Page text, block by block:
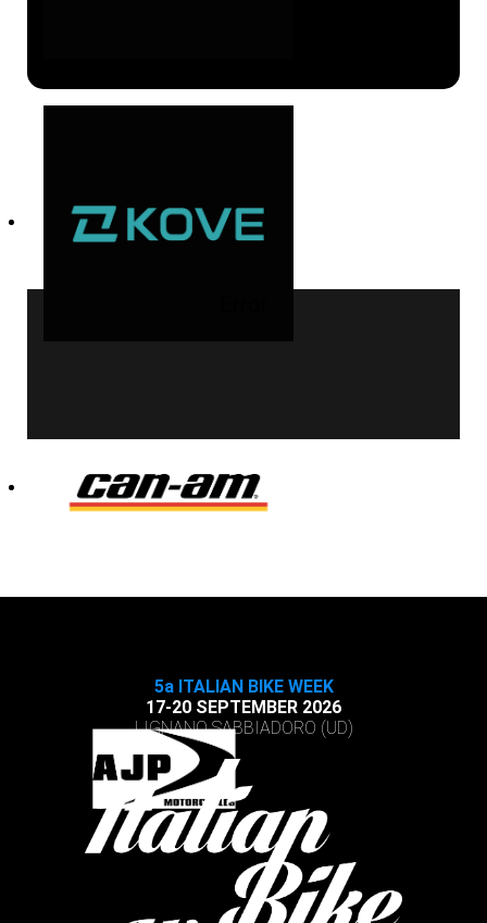
5a ITALIAN BIKE WEEK
17-20 SEPTEMBER 2026
LIGNANO SABBIADORO (UD)